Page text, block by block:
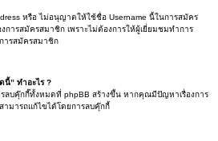
หรือ ไม่อนุญาตให้ใช้ชื่อ Username นี้ในการสมัคร
การสมัครสมาชิก เพราะไม่ต้องการให้ผู้เยี่ยมชมทำการ
ารสมัครสมาชิก
” ทำอะไร ?
ลบคุ๊กกี๊ทั้งหมดที่ phpBB สร้างขึ้น หากคุณมีปัญหาเรื่องการ
ามารถแก้ไขได้โดยการลบคุ๊กกี้